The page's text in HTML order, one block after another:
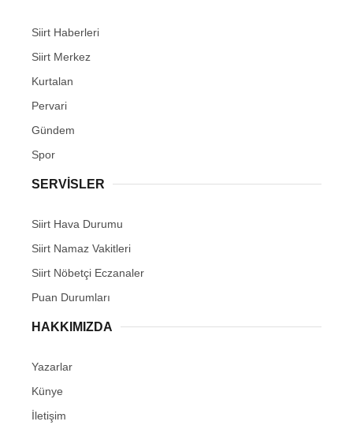
Siirt Haberleri
Siirt Merkez
Kurtalan
Pervari
Gündem
Spor
SERVİSLER
Siirt Hava Durumu
Siirt Namaz Vakitleri
Siirt Nöbetçi Eczanaler
Puan Durumları
HAKKIMIZDA
Yazarlar
Künye
İletişim